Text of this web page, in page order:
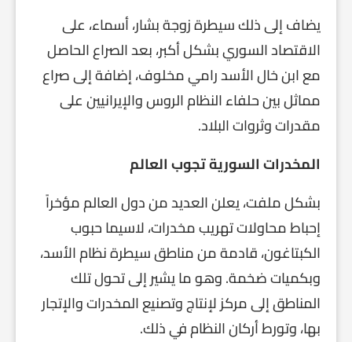
يضاف إلى ذلك سيطرة زوجة بشار، أسماء، على
الاقتصاد السوري بشكل أكبر، بعد الصراع الحاصل
مع ابن خال الأسد رامي مخلوف، إضافة إلى صراع
مماثل بين حلفاء النظام الروس والإيرانيين على
مقدرات وثروات البلاد.
المخدرات السورية تجوب العالم
بشكل ملفت، يعلن العديد من دول العالم مؤخراً
إحباط محاولات تهريب مخدرات، لاسيما حبوب
الكبتاغون، قادمة من مناطق سيطرة نظام الأسد،
وبكميات ضخمة. وهو ما يشير إلى تحول تلك
المناطق إلى مركز لإنتاج وتصنيع المخدرات والإتجار
بها، وتورط أركان النظام في ذلك.